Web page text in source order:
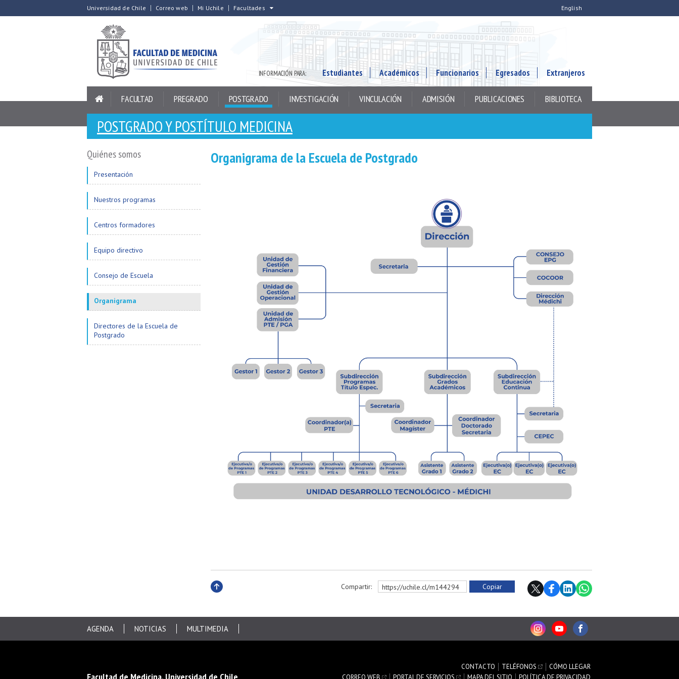
Universidad de Chile Correo web Mi Uchile Facultades English
INFORMACIÓN PARA: Estudiantes Académicos Funcionarios Egresados Extranjeros
FACULTAD PREGRADO POSTGRADO INVESTIGACIÓN VINCULACIÓN ADMISIÓN PUBLICACIONES BIBLIOTECA
POSTGRADO Y POSTÍTULO MEDICINA
Quiénes somos
Presentación
Nuestros programas
Centros formadores
Equipo directivo
Consejo de Escuela
Organigrama
Directores de la Escuela de
Postgrado
Organigrama de la Escuela de Postgrado
Compartir: https://uchile.cl/m144294 Copiar
AGENDA NOTICIAS MULTIMEDIA
CONTACTO TELÉFONOS
CÓMO LLEGAR
CORREO WEB
PORTAL DE SERVICIOS MAPA DEL SITIO POLÍTICA DE PRIVACIDAD